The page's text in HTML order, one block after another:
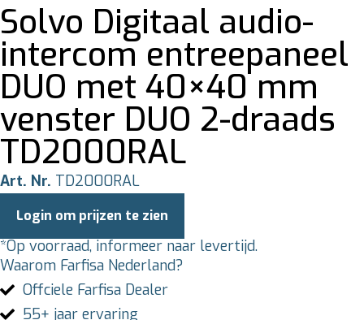
Solvo Digitaal audio-
intercom entreepaneel
DUO met 40×40 mm
venster DUO 2-draads
TD2000RAL
Art. Nr. TD2000RAL
Login om prijzen te zien
*Op voorraad, informeer naar levertijd.
Waarom Farfisa Nederland?
Offciele Farfisa Dealer
55+ jaar ervaring